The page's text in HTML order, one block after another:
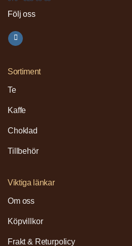
Följ oss
Sortiment
Te
Kaffe
Choklad
Tillbehör
Viktiga länkar
Om oss
Köpvillkor
Frakt & Returpolicy